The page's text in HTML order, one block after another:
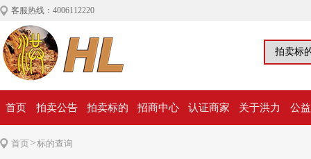
客服热线：4006112220
首页 拍卖公告 拍卖标的 招商中心 认证商家 关于洪力 公
首页>标的查询